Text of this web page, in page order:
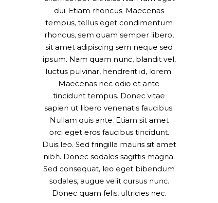
dui. Etiam rhoncus. Maecenas
tempus, tellus eget condimentum
rhoncus, sem quam semper libero,
sit amet adipiscing sem neque sed
ipsum. Nam quam nunc, blandit vel,
luctus pulvinar, hendrerit id, lorem.
Maecenas nec odio et ante
tincidunt tempus. Donec vitae
sapien ut libero venenatis faucibus.
Nullam quis ante. Etiam sit amet
orci eget eros faucibus tincidunt.
Duis leo. Sed fringilla mauris sit amet
nibh. Donec sodales sagittis magna.
Sed consequat, leo eget bibendum
sodales, augue velit cursus nunc.
Donec quam felis, ultricies nec.